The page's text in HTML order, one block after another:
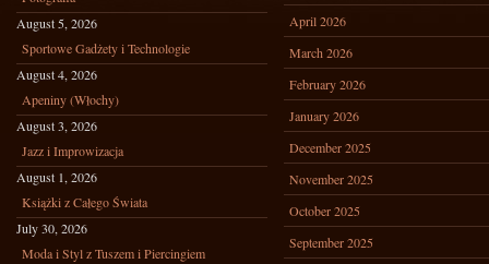
August 5, 2026
Sportowe Gadżety i Technologie
August 4, 2026
Apeniny (Włochy)
August 3, 2026
Jazz i Improwizacja
August 1, 2026
Książki z Całego Świata
July 30, 2026
Moda i Styl z Tuszem i Piercingiem
April 2026
March 2026
February 2026
January 2026
December 2025
November 2025
October 2025
September 2025